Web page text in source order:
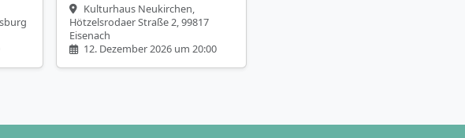
Kulturhaus Neukirchen,
Hötzelsrodaer Straße 2, 99817
Eisenach
12. Dezember 2026 um 20:00